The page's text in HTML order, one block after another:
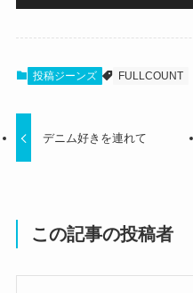
投稿ジーンズ FULLCOUNT
デニム好きを連れて
この記事の投稿者